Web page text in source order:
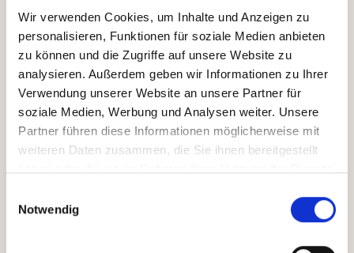
Wir verwenden Cookies, um Inhalte und Anzeigen zu
personalisieren, Funktionen für soziale Medien anbieten
zu können und die Zugriffe auf unsere Website zu
analysieren. Außerdem geben wir Informationen zu Ihrer
Verwendung unserer Website an unsere Partner für
soziale Medien, Werbung und Analysen weiter. Unsere
Partner führen diese Informationen möglicherweise mit
weiteren Daten zusammen, die Sie ihnen bereitgestellt
Notwendig
Währenddessen begrüßt der GDV die Reformen der
privaten Altersvorsorge, die derzeit zu Beratungen im
Bundetag liegen. Zur ersten Lesung des Gesetzes am
26. Februar lobte GDV-Chef Asmussen das Vorhaben
grundsätzlich:
überfällig und geht in die richtige